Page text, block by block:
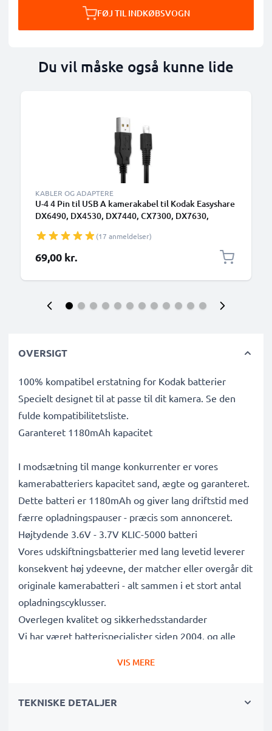
FØJ TIL INDKØBSVOGN
Du vil måske også kunne lide
KABLER OG ADAPTERE
U-4 4 Pin til USB A kamerakabel til Kodak Easyshare
DX6490, DX4530, DX7440, CX7300, DX7630,
datakabel U-4, Sort, PVC, 1.5m fra subtel
(17 anmeldelser)
69,00 kr.
OVERSIGT
100% kompatibel erstatning for Kodak batterier
Specielt designet til at passe til dit kamera. Se den
fulde kompatibilitetsliste.
Garanteret 1180mAh kapacitet
I modsætning til mange konkurrenter er vores
kamerabatteriers kapacitet sand, ægte og garanteret.
Dette batteri er 1180mAh og giver lang driftstid med
færre opladningspauser - præcis som annonceret.
Højtydende 3.6V - 3.7V KLIC-5000 batteri
Vores udskiftningsbatterier med lang levetid leverer
konsekvent høj ydeevne, der matcher eller overgår dit
originale kamerabatteri - alt sammen i et stort antal
opladningscyklusser.
Overlegen kvalitet og sikkerhedsstandarder
Vi har været batterispecialister siden 2004, og alle
Uundværlig i enhver fotografs kamerataske
VIS MERE
TEKNISKE DETALJER